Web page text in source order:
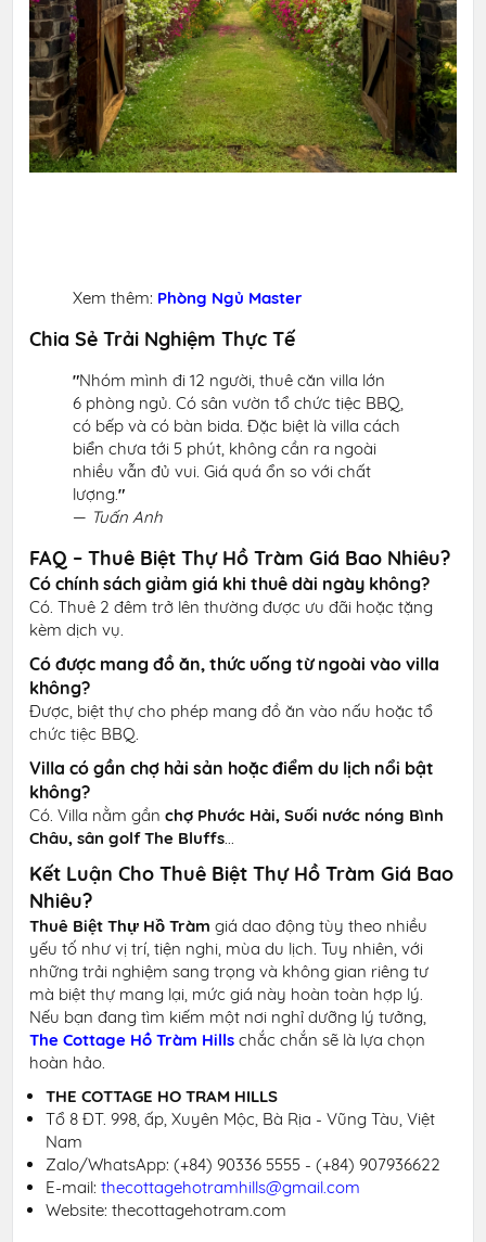
Xem thêm: Phòng Ngủ Master
Chia Sẻ Trải Nghiệm Thực Tế
"Nhóm mình đi 12 người, thuê căn villa lớn
6 phòng ngủ. Có sân vườn tổ chức tiệc BBQ,
có bếp và có bàn bida. Đặc biệt là villa cách
biển chưa tới 5 phút, không cần ra ngoài
nhiều vẫn đủ vui. Giá quá ổn so với chất
lượng."
— Tuấn Anh
FAQ – Thuê Biệt Thự Hồ Tràm Giá Bao Nhiêu?
Có chính sách giảm giá khi thuê dài ngày không?
Có. Thuê 2 đêm trở lên thường được ưu đãi hoặc tặng
kèm dịch vụ.
Có được mang đồ ăn, thức uống từ ngoài vào villa
không?
Được, biệt thự cho phép mang đồ ăn vào nấu hoặc tổ
chức tiệc BBQ.
Villa có gần chợ hải sản hoặc điểm du lịch nổi bật
không?
Có. Villa nằm gầnchợ Phước Hải, Suối nước nóng Bình
Châu, sân golf The Bluffs...
Kết Luận Cho Thuê Biệt Thự Hồ Tràm Giá Bao
Nhiêu?
Thuê Biệt Thự Hồ Tràmgiá dao động tùy theo nhiều
yếu tố như vị trí, tiện nghi, mùa du lịch. Tuy nhiên, với
những trải nghiệm sang trọng và không gian riêng tư
mà biệt thự mang lại, mức giá này hoàn toàn hợp lý.
Nếu bạn đang tìm kiếm một nơi nghỉ dưỡng lý tưởng,
The Cottage Hồ Tràm Hills chắc chắn sẽ là lựa chọn
hoàn hảo.
THE COTTAGE HO TRAM HILLS
Tổ 8 ĐT. 998, ấp, Xuyên Mộc, Bà Rịa - Vũng Tàu, Việt
Nam
Zalo/WhatsApp:(+84) 90336 5555 - (+84) 907936622
E-mail:thecottagehotramhills@gmail.com
Website: thecottagehotram.com